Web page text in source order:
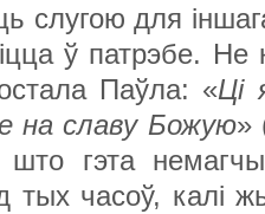
слугою для
ў патрэбе.
Паўла: «Ці
на славу Божую»
што гэта
тых часоў, калі